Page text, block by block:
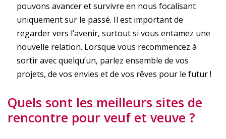
pouvons avancer et survivre en nous focalisant
uniquement sur le passé. Il est important de
regarder vers l’avenir, surtout si vous entamez une
nouvelle relation. Lorsque vous recommencez à
sortir avec quelqu’un, parlez ensemble de vos
projets, de vos envies et de vos rêves pour le futur !
Quels sont les meilleurs sites de
rencontre pour veuf et veuve ?